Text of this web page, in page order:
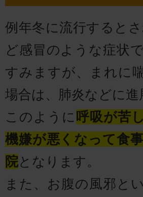
例年冬に流行すると
ど感冒のような症状
すみますが、まれに
場合は、肺炎などに
このように 呼吸が苦
機嫌が悪くなって食
院となります。
また、お腹の風邪と